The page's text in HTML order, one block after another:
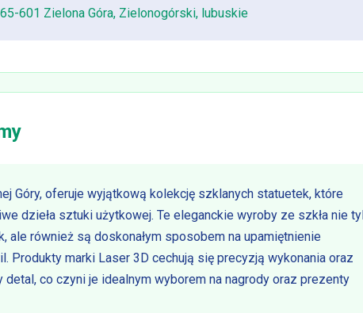
601 Zielona Góra, Zielonogórski, lubuskie
Góry, oferuje wyjątkową kolekcję szklanych statuetek, które
dzieła sztuki użytkowej. Te eleganckie wyroby ze szkła nie
ale również są doskonałym sposobem na upamiętnienie
Produkty marki Laser 3D cechują się precyzją wykonania oraz
detal, co czyni je idealnym wyborem na nagrody oraz prezenty